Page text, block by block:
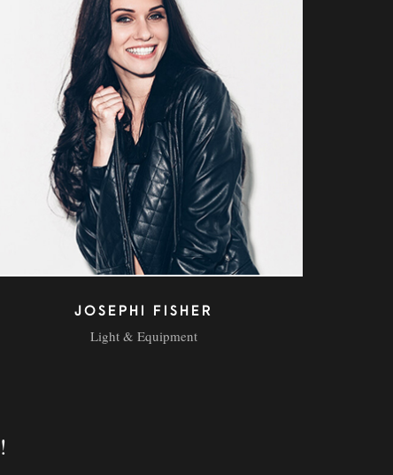
JOSEPHI FISHER
Light & Equipment